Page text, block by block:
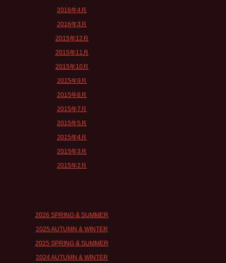
2016年4月
2016年3月
2015年12月
2015年11月
2015年10月
2015年9月
2015年8月
2015年7月
2015年5月
2015年4月
2015年3月
2015年2月
2026 SPRING & SUMMER
2025 AUTUMN & WINTER
2025 SPRING & SUMMER
2024 AUTUMN & WINTER